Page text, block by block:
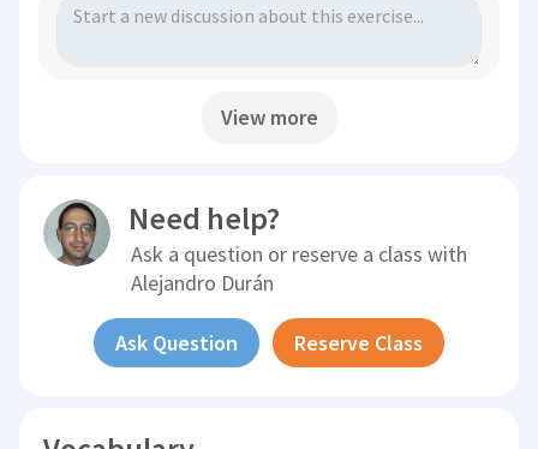
View more
Need help?
Ask a question or reserve a class with
Alejandro Durán
Ask Question Reserve Class